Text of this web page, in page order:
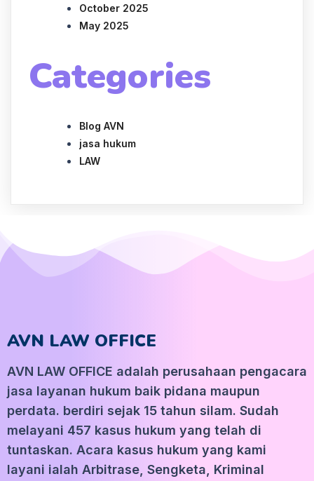
October 2025
May 2025
Categories
Blog AVN
jasa hukum
LAW
AVN LAW OFFICE
AVN LAW OFFICE adalah perusahaan pengacara
jasa layanan hukum baik pidana maupun
perdata. berdiri sejak 15 tahun silam. Sudah
melayani 457 kasus hukum yang telah di
tuntaskan. Acara kasus hukum yang kami
layani ialah Arbitrase, Sengketa, Kriminal